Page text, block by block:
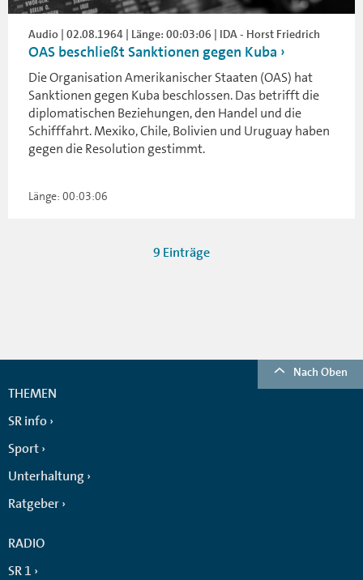
Audio | 02.08.1964 | Länge: 00:03:06 | IDA - Horst Friedrich
OAS beschließt Sanktionen gegen Kuba
Die Organisation Amerikanischer Staaten (OAS) hat
Sanktionen gegen Kuba beschlossen. Das betrifft die
diplomatischen Beziehungen, den Handel und die
Schifffahrt. Mexiko, Chile, Bolivien und Uruguay haben
gegen die Resolution gestimmt.
Länge: 00:03:06
9 Einträge
Nach Oben
THEMEN
SR info
Sport
Unterhaltung
Ratgeber
RADIO
SR 1